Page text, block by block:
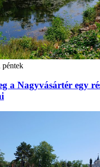
péntek
a Nagyvásártér egy